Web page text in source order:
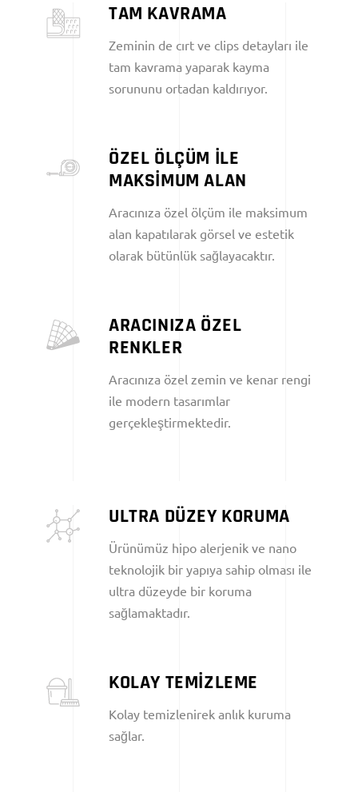
TAM KAVRAMA
Zeminin de cırt ve clips detayları ile
tam kavrama yaparak kayma
sorununu ortadan kaldırıyor.
ÖZEL ÖLÇÜM İLE
MAKSİMUM ALAN
Aracınıza özel ölçüm ile maksimum
alan kapatılarak görsel ve estetik
olarak bütünlük sağlayacaktır.
ARACINIZA ÖZEL
RENKLER
Aracınıza özel zemin ve kenar rengi
ile modern tasarımlar
gerçekleştirmektedir.
ULTRA DÜZEY KORUMA
Ürünümüz hipo alerjenik ve nano
teknolojik bir yapıya sahip olması ile
ultra düzeyde bir koruma
sağlamaktadır.
KOLAY TEMİZLEME
Kolay temizlenirek anlık kuruma
sağlar.